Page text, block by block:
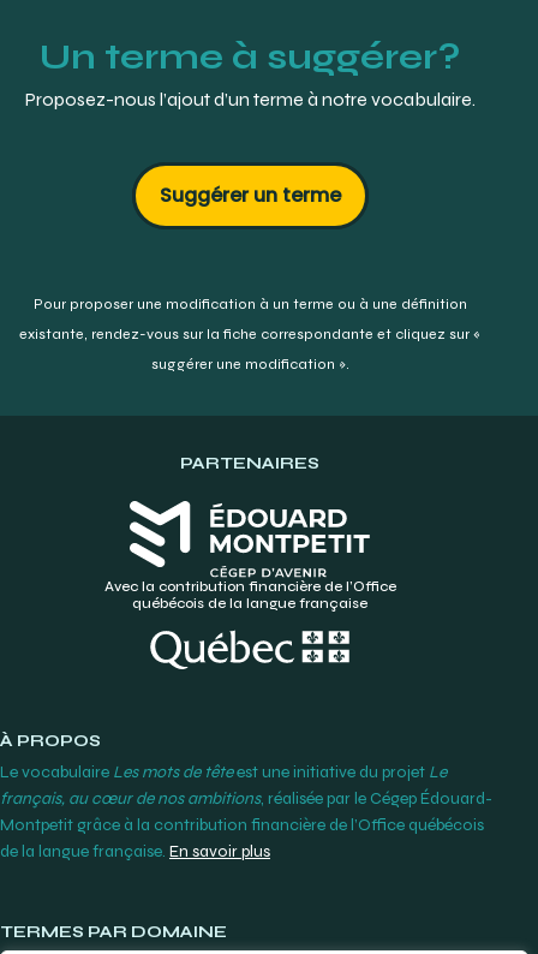
Un terme à suggérer?
Proposez-nous l’ajout d’un terme à notre vocabulaire.
Suggérer un terme
Pour proposer une modification à un terme ou à une définition
existante, rendez-vous sur la fiche correspondante et cliquez sur «
suggérer une modification ».
PARTENAIRES
Avec la contribution financière de l’Office
québécois de la langue française
À PROPOS
Le vocabulaire Les mots de têteest une initiative du projet Le
français, au cœur de nos ambitions, réalisée par le Cégep Édouard-
Montpetit grâce à la contribution financière de l’Office québécois
de la langue française. En savoir plus
TERMES PAR DOMAINE